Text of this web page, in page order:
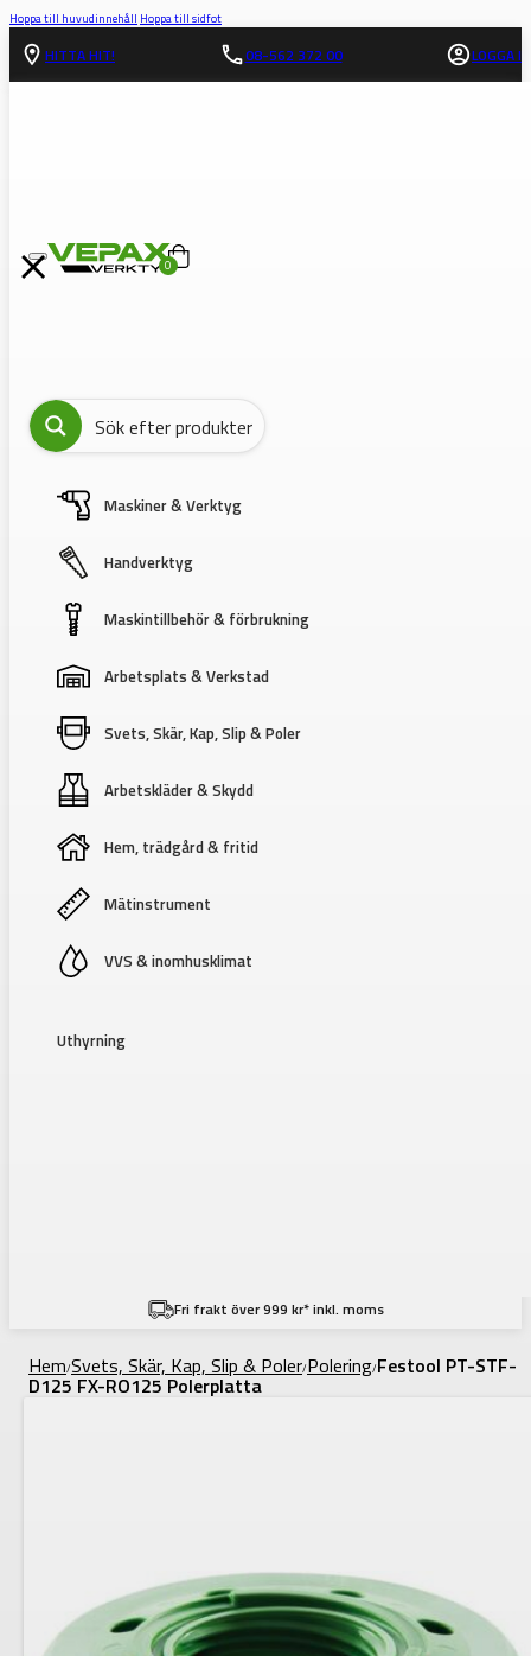
Hoppa till huvudinnehåll Hoppa till sidfot
HITTA HIT! 08-562 372 00 LOGGA IN
0
Maskiner & Verktyg
Handverktyg
Maskintillbehör & förbrukning
Arbetsplats & Verkstad
Svets, Skär, Kap, Slip & Poler
Arbetskläder & Skydd
Hem, trädgård & fritid
Mätinstrument
VVS & inomhusklimat
Uthyrning
Fri frakt över 999 kr* inkl. moms
Hem/Svets, Skär, Kap, Slip & Poler/Polering/Festool PT-STF-
D125 FX-RO125 Polerplatta